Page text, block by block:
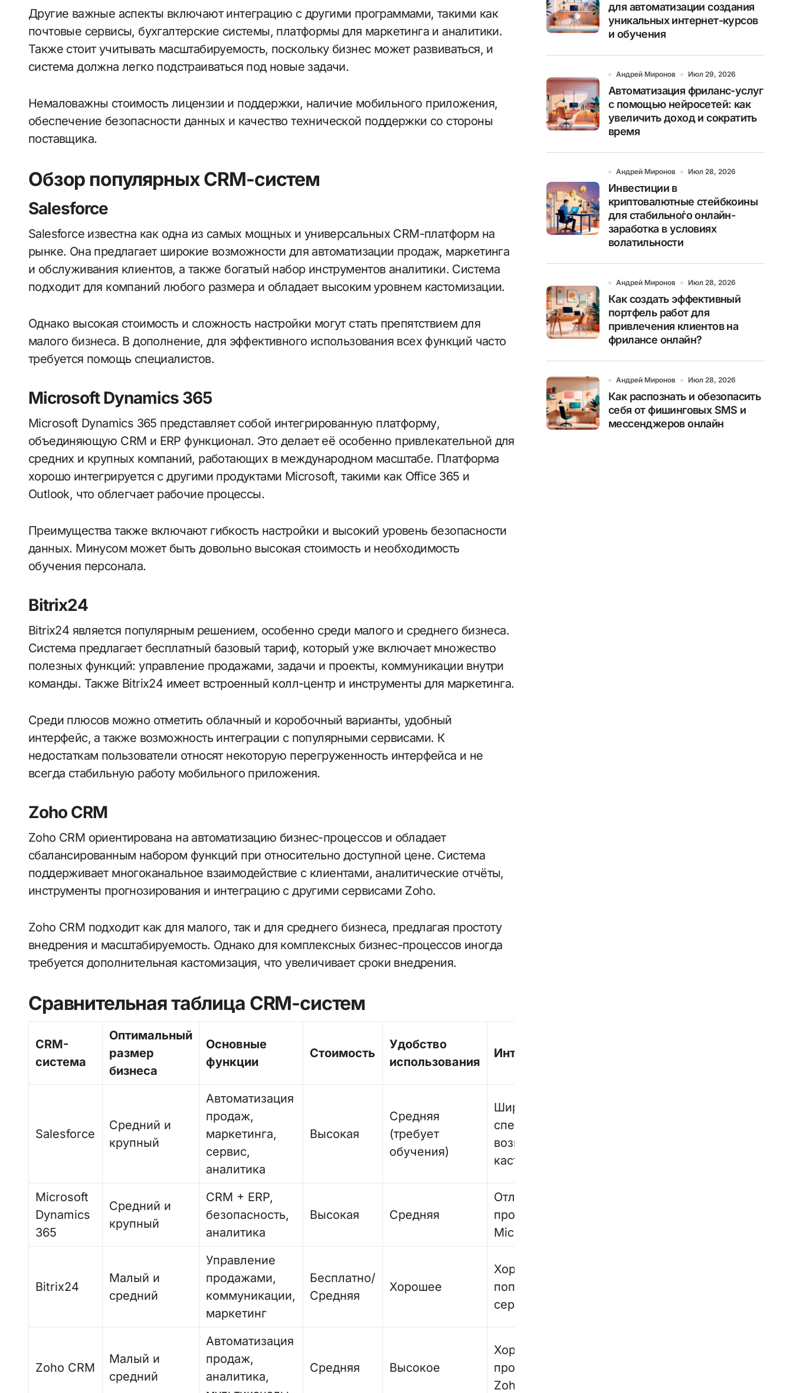
Другие важные аспекты включают интеграцию с другими программами, такими как
почтовые сервисы, бухгалтерские системы, платформы для маркетинга и аналитики.
Также стоит учитывать масштабируемость, поскольку бизнес может развиваться, и
система должна легко подстраиваться под новые задачи.
Немаловажны стоимость лицензии и поддержки, наличие мобильного приложения,
обеспечение безопасности данных и качество технической поддержки со стороны
поставщика.
Обзор популярных CRM-систем
Salesforce
Salesforce известна как одна из самых мощных и универсальных CRM-платформ на
рынке. Она предлагает широкие возможности для автоматизации продаж, маркетинга
и обслуживания клиентов, а также богатый набор инструментов аналитики. Система
подходит для компаний любого размера и обладает высоким уровнем кастомизации.
Однако высокая стоимость и сложность настройки могут стать препятствием для
малого бизнеса. В дополнение, для эффективного использования всех функций часто
требуется помощь специалистов.
Microsoft Dynamics 365
Microsoft Dynamics 365 представляет собой интегрированную платформу,
объединяющую CRM и ERP функционал. Это делает её особенно привлекательной для
средних и крупных компаний, работающих в международном масштабе. Платформа
хорошо интегрируется с другими продуктами Microsoft, такими как Office 365 и
Outlook, что облегчает рабочие процессы.
Преимущества также включают гибкость настройки и высокий уровень безопасности
данных. Минусом может быть довольно высокая стоимость и необходимость
обучения персонала.
Bitrix24
Bitrix24 является популярным решением, особенно среди малого и среднего бизнеса.
Система предлагает бесплатный базовый тариф, который уже включает множество
полезных функций: управление продажами, задачи и проекты, коммуникации внутри
команды. Также Bitrix24 имеет встроенный колл-центр и инструменты для маркетинга.
Среди плюсов можно отметить облачный и коробочный варианты, удобный
интерфейс, а также возможность интеграции с популярными сервисами. К
недостаткам пользователи относят некоторую перегруженность интерфейса и не
всегда стабильную работу мобильного приложения.
Zoho CRM
Zoho CRM ориентирована на автоматизацию бизнес-процессов и обладает
сбалансированным набором функций при относительно доступной цене. Система
поддерживает многоканальное взаимодействие с клиентами, аналитические отчёты,
инструменты прогнозирования и интеграцию с другими сервисами Zoho.
Zoho CRM подходит как для малого, так и для среднего бизнеса, предлагая простоту
внедрения и масштабируемость. Однако для комплексных бизнес-процессов иногда
требуется дополнительная кастомизация, что увеличивает сроки внедрения.
Сравнительная таблица CRM-систем
CRM-
система
Оптимальный
размер
бизнеса
Основные
функции
Стоимость
Удобство
использования
Интеграции
Salesforce
Средний и
крупный
Автоматизация
продаж,
маркетинга,
сервис,
аналитика
Высокая
Средняя
(требует
обучения)
Широкий
спектр,
возможность
кастомизации
Microsoft
Dynamics
365
Средний и
крупный
CRM + ERP,
безопасность,
аналитика
Высокая Средняя
Отличная с
продуктами
Microsoft
Bitrix24
Малый и
средний
Управление
продажами,
коммуникации,
маркетинг
Бесплатно/
Средняя
Хорошее
Хорошая,
популярные
сервисы
Zoho CRM
Малый и
средний
Автоматизация
продаж,
аналитика,
Средняя Высокое
Хорошая с
продуктами
Zoho
для автоматизации создания
уникальных интернет-курсов
и обучения
Андрей Миронов Июл 29, 2026
Автоматизация фриланс-услуг
с помощью нейросетей: как
увеличить доход и сократить
время
Андрей Миронов Июл 28, 2026
Инвестиции в
криптовалютные стейбкоины
для стабильно́го онлайн-
заработка в условиях
волатильности
Андрей Миронов Июл 28, 2026
Как создать эффективный
портфель работ для
привлечения клиентов на
фрилансе онлайн?
Андрей Миронов Июл 28, 2026
Как распознать и обезопасить
себя от фишинговых SMS и
мессенджеров онлайн